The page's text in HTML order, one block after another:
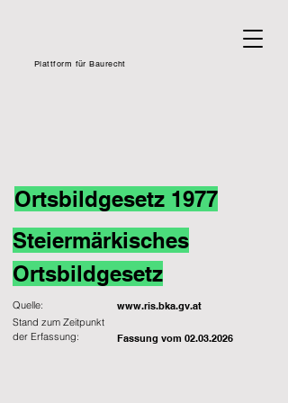
Plattform für Baurecht
Ortsbildgesetz 1977
Steiermärkisches
Ortsbildgesetz
Quelle: www.ris.bka.gv.at
Fassung vom 02.03.2026
Stand zum Zeitpunkt
der Erfassung: